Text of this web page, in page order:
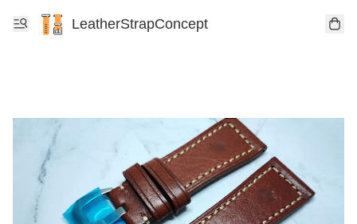
LeatherStrapConcept